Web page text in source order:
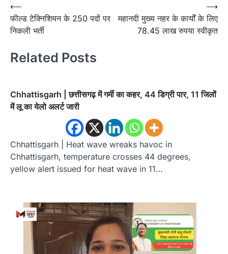
Post
navigation
⟵
फील्ड टेक्निशियन के 250 पदों पर
निकली भर्ती
महानदी मुख्य नहर के कार्यों के लिए
78.45 लाख रुपया स्वीकृत
⟶
Related Posts
Chhattisgarh | छत्तीसगढ़ में गर्मी का कहर, 44 डिग्री पार, 11 जिलों
में लू का येलो अलर्ट जारी
Chhattisgarh | Heat wave wreaks havoc in
Chhattisgarh, temperature crosses 44 degrees,
yellow alert issued for heat wave in 11…